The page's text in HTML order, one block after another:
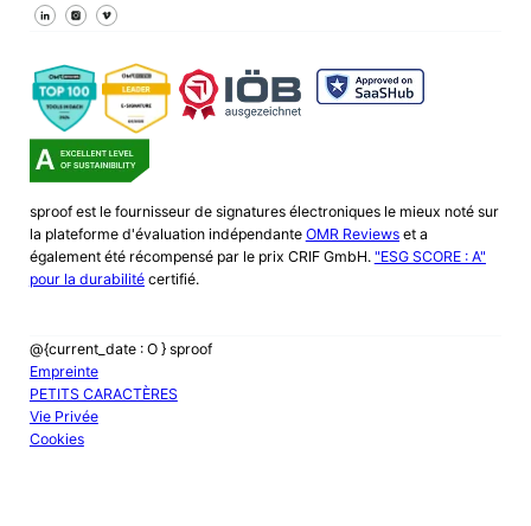
Suivez-nous sur Facebook
Suivez-nous sur X
Suivez-nous sur LinkedIn
sproof est le fournisseur de signatures électroniques le mieux noté sur
la plateforme d'évaluation indépendante OMR Reviewset a
également été récompensé par le prix CRIF GmbH. "ESG SCORE : A"
pour la durabilitécertifié.
@{current_date : O } sproof
Empreinte
PETITS CARACTÈRES
Vie Privée
Cookies